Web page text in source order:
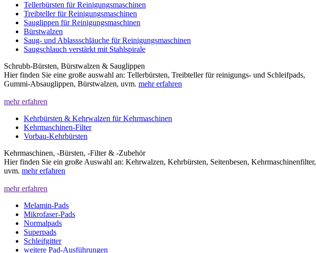
Tellerbürsten für Reinigungsmaschinen
Treibteller für Reinigungsmaschinen
Sauglippen für Reinigungsmaschinen
Bürstwalzen
Saug- und Ablassschläuche für Reinigungsmaschinen
Saugschlauch verstärkt mit Stahlspirale
Schrubb-Bürsten, Bürstwalzen & Sauglippen
Hier finden Sie eine große auswahl an: Tellerbürsten, Treibteller für reinigungs- und Schleifpads,
Gummi-Absauglippen, Bürstwalzen, uvm. mehr erfahren
mehr erfahren
Kehrbürsten & Kehrwalzen für Kehrmaschinen
Kehrmaschinen-Filter
Vorbau-Kehrbürsten
Kehrmaschinen, -Bürsten, -Filter & -Zubehör
Hier finden Sie ein große Auswahl an: Kehrwalzen, Kehrbürsten, Seitenbesen, Kehrmaschinenfilter,
uvm. mehr erfahren
mehr erfahren
Melamin-Pads
Mikrofaser-Pads
Normalpads
Superpads
Schleifgitter
weitere Pad-Ausführungen